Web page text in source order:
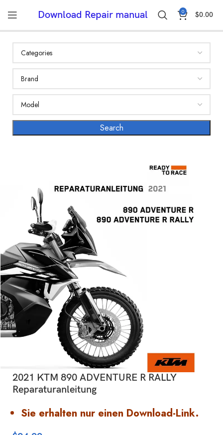
Download Repair manual 0 $0.00
2021 KTM 890 ADVENTURE R RALLY
Reparaturanleitung
Sie erhalten nur einen Download-Link.